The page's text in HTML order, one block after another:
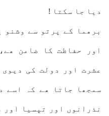
دیا جا سکتا !
برھما کے پرتو سے وشنو
اور حفاظت کا ضامن
عشرت اور دولت کی
سمجھا جاتا ھے کہ اسے